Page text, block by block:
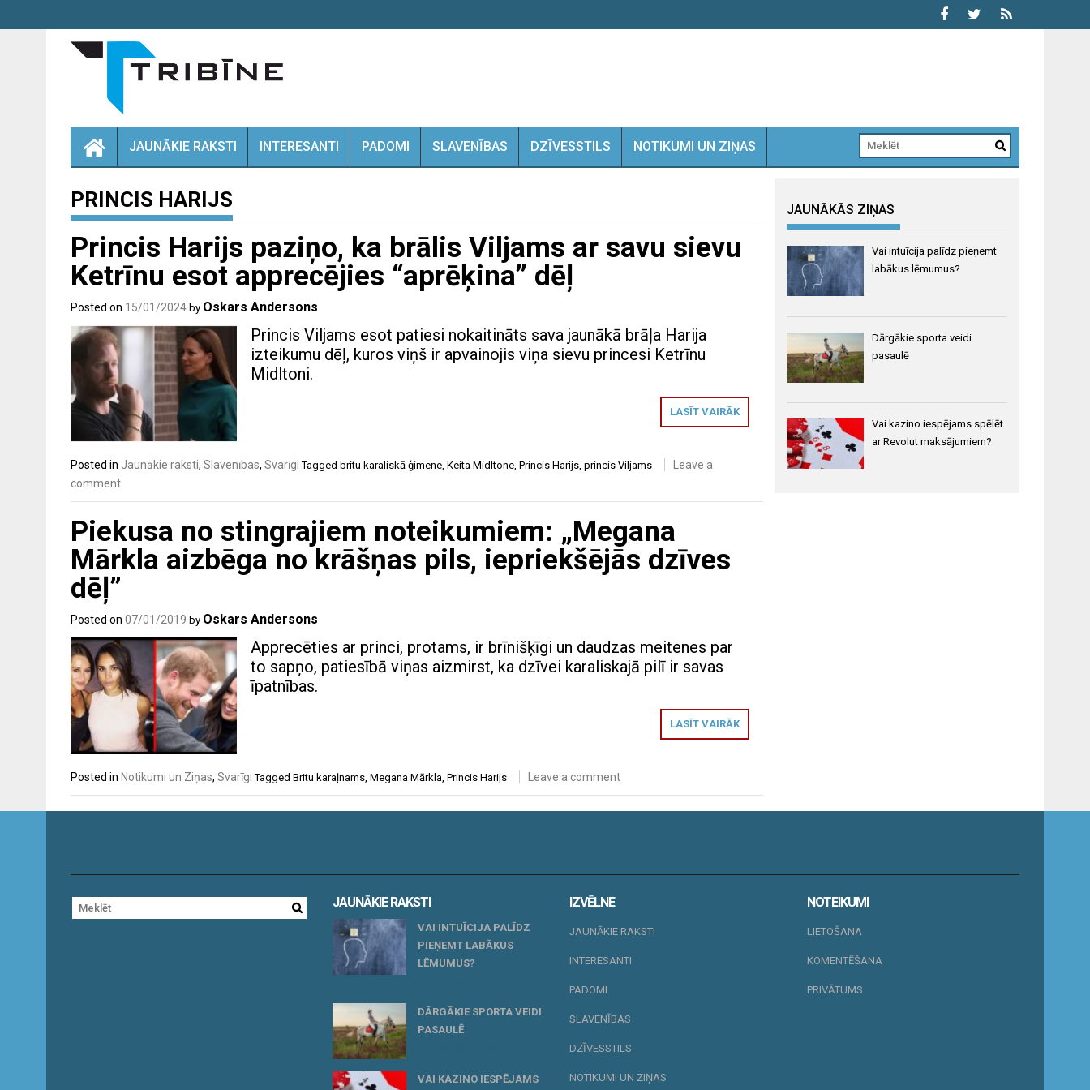
JAUNĀKIE RAKSTI INTERESANTI PADOMI SLAVENĪBAS DZĪVESSTILS NOTIKUMI UN ZIŅAS
PRINCIS HARIJS
Princis Harijs paziņo, ka brālis Viljams ar savu sievu
Ketrīnu esot apprecējies “aprēķina” dēļ
Posted on 15/01/2024 by Oskars Andersons
Princis Viljams esot patiesi nokaitināts sava jaunākā brāļa Harija
izteikumu dēļ, kuros viņš ir apvainojis viņa sievu princesi Ketrīnu
Midltoni.
LASĪT VAIRĀK
Posted in Jaunākie raksti, Slavenības, Svarīgi Tagged britu karaliskā ģimene Keita Midltone Princis Harijs princis Viljams
Leave a
comment
Piekusa no stingrajiem noteikumiem: „Megana
Mārkla aizbēga no krāšņas pils, iepriekšējās dzīves
dēļ”
Posted on 07/01/2019 by Oskars Andersons
Apprecēties ar princi, protams, ir brīnišķīgi un daudzas meitenes par
to sapņo, patiesībā viņas aizmirst, ka dzīvei karaliskajā pilī ir savas
īpatnības.
LASĪT VAIRĀK
Posted in Notikumi un Ziņas, Svarīgi Tagged Britu karaļnams Megana Mārkla Princis Harijs Leave a comment
JAUNĀKĀS ZIŅAS
Vai intuīcija palīdz pieņemt
labākus lēmumus?
Dārgākie sporta veidi
pasaulē
Vai kazino iespējams spēlēt
ar Revolut maksājumiem?
JAUNĀKIE RAKSTI
VAI INTUĪCIJA PALĪDZ
PIEŅEMT LABĀKUS
LĒMUMUS?
DĀRGĀKIE SPORTA VEIDI
PASAULĒ
VAI KAZINO IESPĒJAMS
IZVĒLNE
JAUNĀKIE RAKSTI
INTERESANTI
PADOMI
SLAVENĪBAS
DZĪVESSTILS
NOTIKUMI UN ZIŅAS
NOTEIKUMI
LIETOŠANA
KOMENTĒŠANA
PRIVĀTUMS